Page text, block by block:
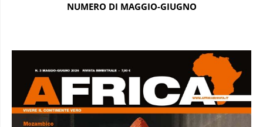
NUMERO DI MAGGIO-GIUGNO